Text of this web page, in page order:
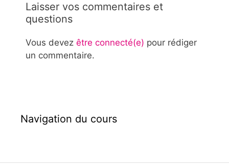
Laisser vos commentaires et
questions
Vous devez être connecté(e) pour rédiger
un commentaire.
Navigation du cours